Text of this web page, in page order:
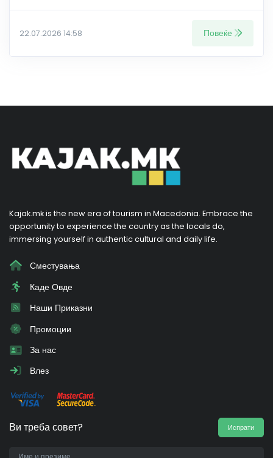
22.07.2026 14:58 Повеќе
Kajak.mk is the new era of tourism in Macedonia. Embrace the
opportunity to experience the country as the locals do,
immersing yourself in authentic cultural and daily life.
Сместувања
Каде Овде
Наши Приказни
Промоции
За нас
Влез
Ви треба совет? Испрати